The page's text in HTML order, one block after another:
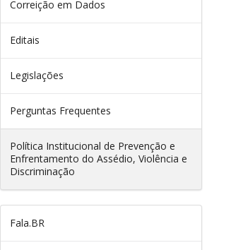
Correição em Dados
Editais
Legislações
Perguntas Frequentes
Política Institucional de Prevenção e
Enfrentamento do Assédio, Violência e
Discriminação
Fala.BR